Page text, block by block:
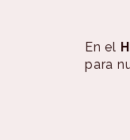
En el
para